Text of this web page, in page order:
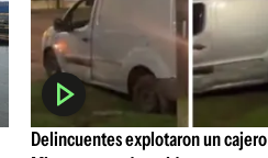
Delincuentes explotaron un